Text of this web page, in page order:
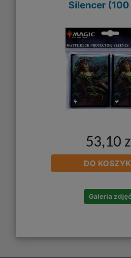
Silencer
53,10
DO
Galeria zdjęć